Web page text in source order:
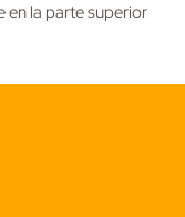
en la parte superior